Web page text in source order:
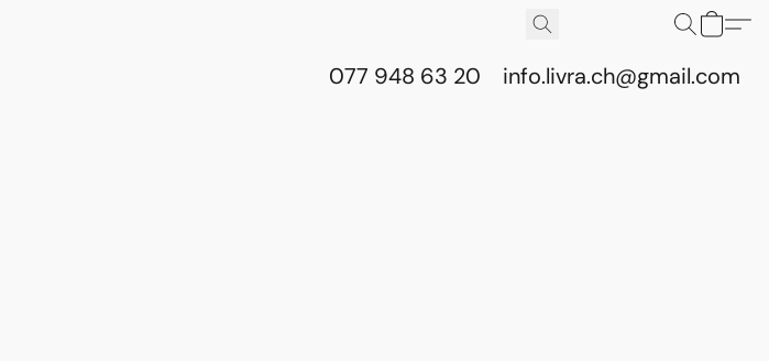
077 948 63 20 info.livra.ch@gmail.com